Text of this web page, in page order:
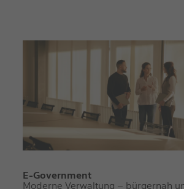
E-Government
Moderne Verwaltung – bürgernah